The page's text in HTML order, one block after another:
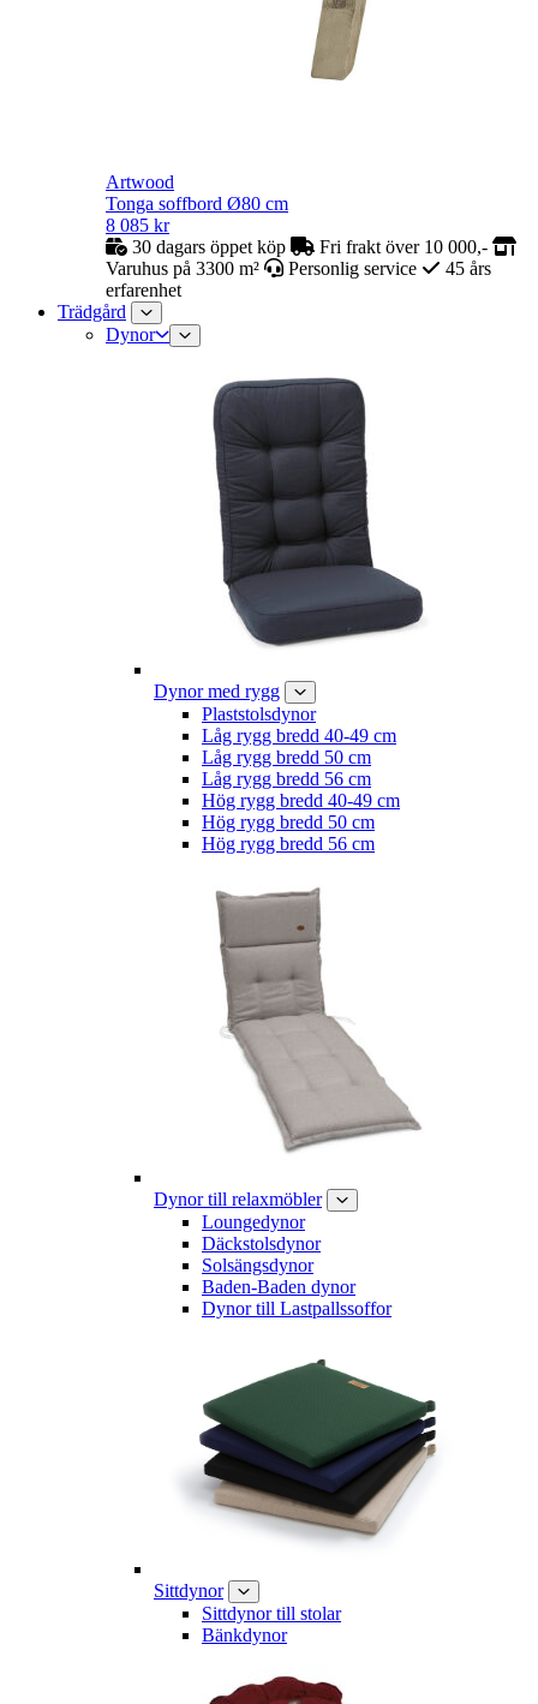
Artwood
Tonga soffbord Ø80 cm
8 085 kr
30 dagars öppet köp
Fri frakt över 10 000,-
Varuhus på 3300 m²
Personlig service
45 års
erfarenhet
Trädgård
Dynor
Dynor med rygg
Plaststolsdynor
Låg rygg bredd 40-49 cm
Låg rygg bredd 50 cm
Låg rygg bredd 56 cm
Hög rygg bredd 40-49 cm
Hög rygg bredd 50 cm
Hög rygg bredd 56 cm
Dynor till relaxmöbler
Loungedynor
Däckstolsdynor
Solsängsdynor
Baden-Baden dynor
Dynor till Lastpallssoffor
Sittdynor
Sittdynor till stolar
Bänkdynor